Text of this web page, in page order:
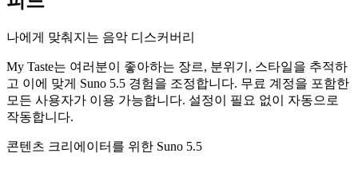
나에게 맞춰지는 음악 디스커버리
My Taste는 여러분이 좋아하는 장르, 분위기, 스타일을 추적하
고 이에 맞게 Suno 5.5 경험을 조정합니다. 무료 계정을 포함한
모든 사용자가 이용 가능합니다. 설정이 필요 없이 자동으로
작동합니다.
콘텐츠 크리에이터를 위한 Suno 5.5